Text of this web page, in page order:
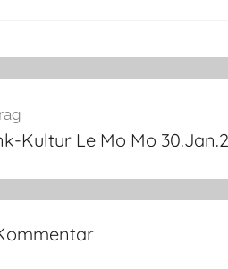
Kultur Le Mo Mo